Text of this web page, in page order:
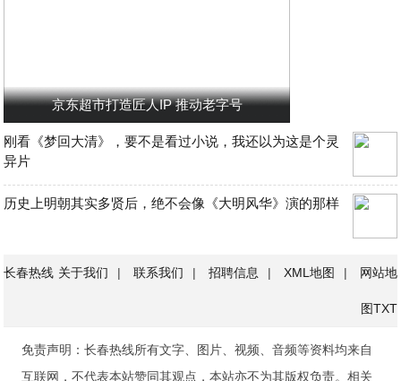
京东超市打造匠人IP 推动老字号
刚看《梦回大清》，要不是看过小说，我还以为这是个灵
异片
历史上明朝其实多贤后，绝不会像《大明风华》演的那样
长春热线 关于我们 | 联系我们 | 招聘信息 | XML地图 | 网站地
图TXT
免责声明：长春热线所有文字、图片、视频、音频等资料均来自
互联网，不代表本站赞同其观点，本站亦不为其版权负责。相关